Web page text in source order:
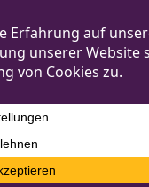
*markiert